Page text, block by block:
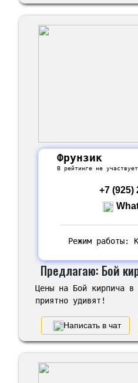
Фрунзик
В рейтинге не участвует
+7 (925)
Режим работы:
Предлагаю: Бой
Цены на Бой кирпича в
приятно удивят!
Написать в чат